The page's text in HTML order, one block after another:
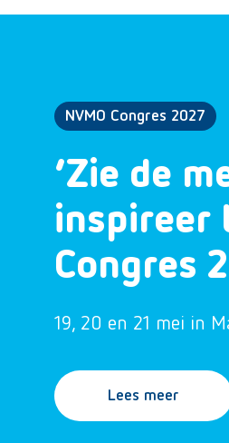
NVMO Congres 2027
‘Zie de
inspireer
Congres
19, 20 en 21 mei in
Lees meer